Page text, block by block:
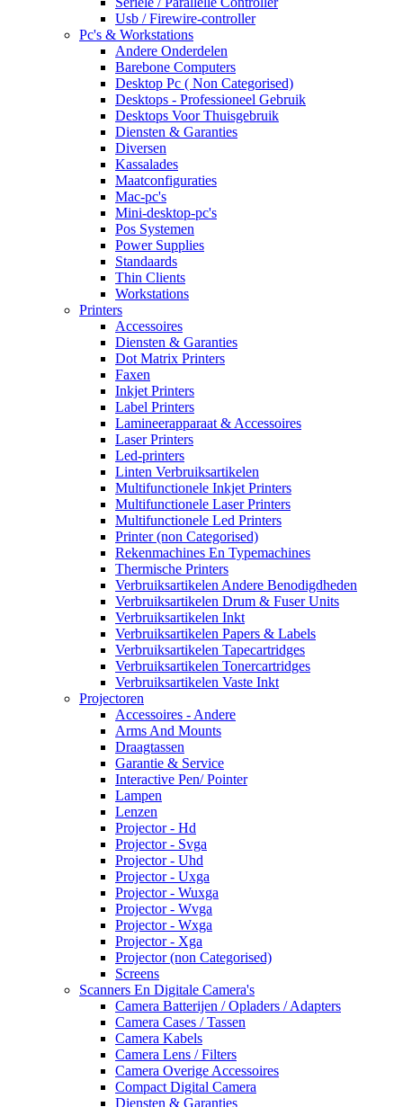
Usb / Firewire-controller
Pc's & Workstations
Andere Onderdelen
Barebone Computers
Desktop Pc ( Non Categorised)
Desktops - Professioneel Gebruik
Desktops Voor Thuisgebruik
Diensten & Garanties
Diversen
Kassalades
Maatconfiguraties
Mac-pc's
Mini-desktop-pc's
Pos Systemen
Power Supplies
Standaards
Thin Clients
Workstations
Printers
Accessoires
Diensten & Garanties
Dot Matrix Printers
Faxen
Inkjet Printers
Label Printers
Lamineerapparaat & Accessoires
Laser Printers
Led-printers
Linten Verbruiksartikelen
Multifunctionele Inkjet Printers
Multifunctionele Laser Printers
Multifunctionele Led Printers
Printer (non Categorised)
Rekenmachines En Typemachines
Thermische Printers
Verbruiksartikelen Andere Benodigdheden
Verbruiksartikelen Drum & Fuser Units
Verbruiksartikelen Inkt
Verbruiksartikelen Papers & Labels
Verbruiksartikelen Tapecartridges
Verbruiksartikelen Tonercartridges
Verbruiksartikelen Vaste Inkt
Projectoren
Accessoires - Andere
Arms And Mounts
Draagtassen
Garantie & Service
Interactive Pen/ Pointer
Lampen
Lenzen
Projector - Hd
Projector - Svga
Projector - Uhd
Projector - Uxga
Projector - Wuxga
Projector - Wvga
Projector - Wxga
Projector - Xga
Projector (non Categorised)
Screens
Scanners En Digitale Camera's
Camera Batterijen / Opladers / Adapters
Camera Cases / Tassen
Camera Kabels
Camera Lens / Filters
Camera Overige Accessoires
Compact Digital Camera
Diensten & Garanties